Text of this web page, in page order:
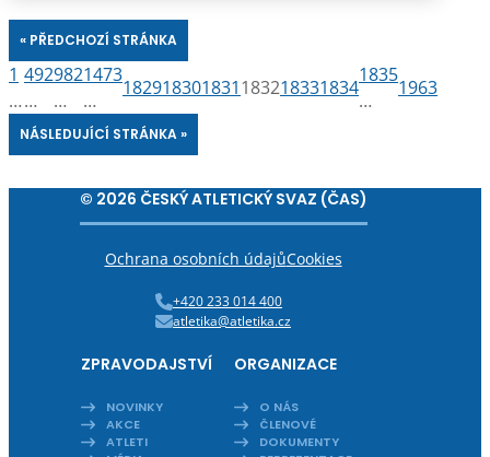
« PŘEDCHOZÍ STRÁNKA
1
…
492
…
982
…
1473
…
182918301831183218331834
1835
…
1963
NÁSLEDUJÍCÍ STRÁNKA »
© 2026 ČESKÝ ATLETICKÝ SVAZ (ČAS)
Ochrana osobních údajůCookies
+420 233 014 400
atletika@atletika.cz
ZPRAVODAJSTVÍ
NOVINKY
AKCE
ATLETI
ORGANIZACE
O NÁS
ČLENOVÉ
DOKUMENTY